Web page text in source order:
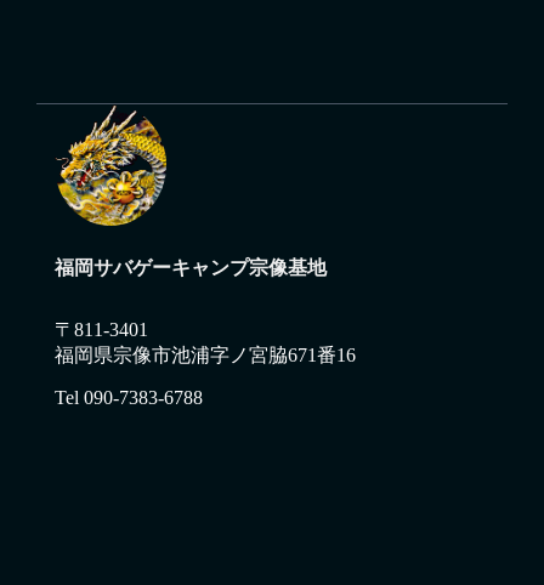
福岡サバゲーキャンプ宗像基地
〒811-3401
福岡県宗像市池浦字ノ宮脇671番16
Tel 090-7383-6788